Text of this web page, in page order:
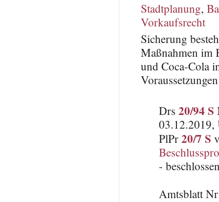
Stadtplanung,
Vorkaufsrecht
Sicherung
Maßnahmen im
und Coca-Cola
Drs 20/94 S
03.12.2019,
PlPr20/7 S
-
Amtsblatt